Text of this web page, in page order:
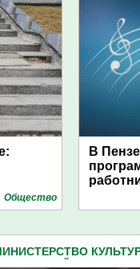
Общество
В